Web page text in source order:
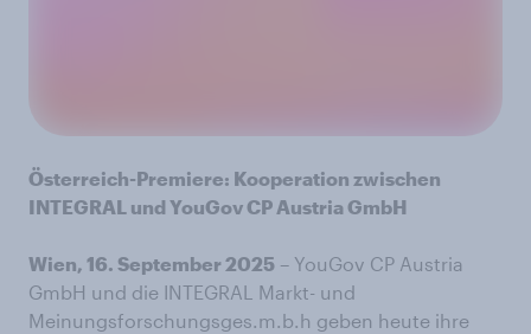
Österreich-Premiere: Kooperation zwischen
INTEGRAL und YouGov CP Austria GmbH
Wien, 16. September 2025 – YouGov CP Austria
GmbH und die INTEGRAL Markt- und
Meinungsforschungsges.m.b.h geben heute ihre